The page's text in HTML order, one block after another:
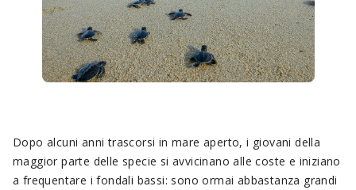
Dopo alcuni anni trascorsi in mare aperto, i giovani della
maggior parte delle specie si avvicinano alle coste e iniziano
a frequentare i fondali bassi: sono ormai abbastanza grandi